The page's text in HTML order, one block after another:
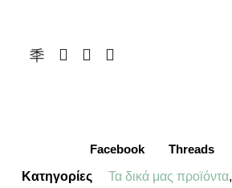
Facebook Threads
Κατηγορίες Τα δικά μας προϊόντα,